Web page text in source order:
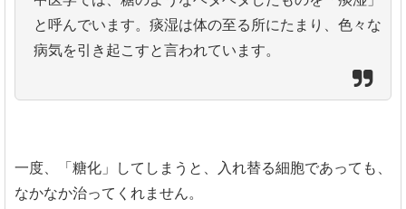
と呼んでいます。痰湿は体の至る所にたまり、色々な
病気を引き起こすと言われています。
一度、「糖化」してしまうと、入れ替る細胞であっても、
なかなか治ってくれません。